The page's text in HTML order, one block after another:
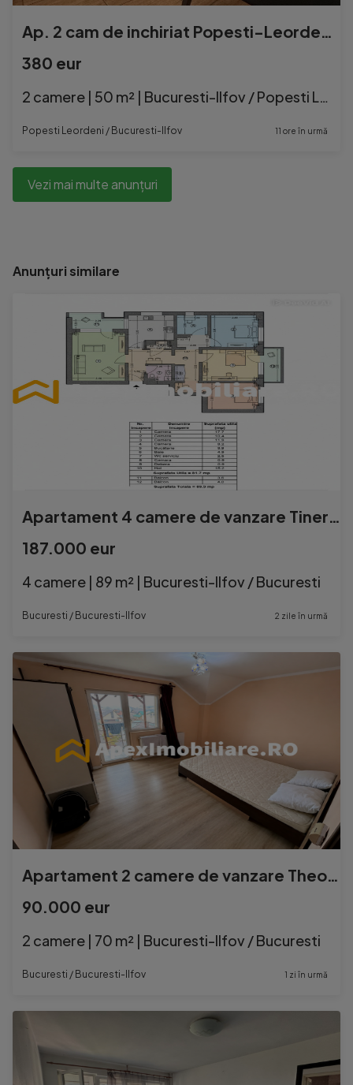
Ap. 2 cam de inchiriat Popesti-Leordeni langa La Strada Mal
380 eur
2 camere | 50 m² | Bucuresti-Ilfov / Popesti Leordeni
Popesti Leordeni / Bucuresti-Ilfov 11 ore în urmă
Vezi mai multe anunțuri
Anunțuri similare
Apartament 4 camere de vanzare Tineretului București | Apex
187.000 eur
4 camere | 89 m² | Bucuresti-Ilfov / Bucuresti
Bucuresti / Bucuresti-Ilfov 2 zile în urmă
Apartament 2 camere de vanzare Theodor Pallady București |
90.000 eur
2 camere | 70 m² | Bucuresti-Ilfov / Bucuresti
Bucuresti / Bucuresti-Ilfov 1 zi în urmă